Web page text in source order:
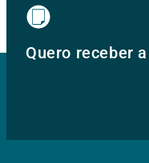
Quero receber